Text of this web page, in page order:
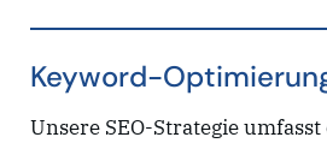
Keyword-
Unsere SEO-Strategie